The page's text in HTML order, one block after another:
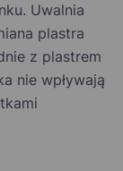
Uwalnia
plastra
z plastrem
nie wpływają